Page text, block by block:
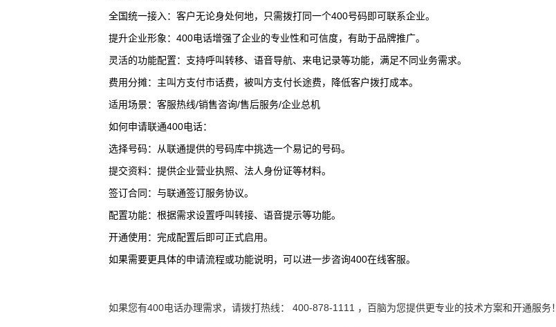
‌全国统一接入‌：客户无论身处何地，只需拨打同一个400号码即可联系企业。
‌提升企业形象‌：400电话增强了企业的专业性和可信度，有助于品牌推广。
‌灵活的功能配置‌：支持呼叫转移、语音导航、来电记录等功能，满足不同业务需求。
‌费用分摊‌：主叫方支付市话费，被叫方支付长途费，降低客户拨打成本。
适用场景： 客服热线/销售咨询/售后服务/企业总机
如何申请联通400电话：
‌选择号码‌：从联通提供的号码库中挑选一个易记的号码。
‌提交资料‌：提供企业营业执照、法人身份证等材料。
‌签订合同‌：与联通签订服务协议。
‌配置功能‌：根据需求设置呼叫转接、语音提示等功能。
‌开通使用‌：完成配置后即可正式启用。
如果需要更具体的申请流程或功能说明，可以进一步咨询400在线客服。
如果您有400电话办理需求，请拨打热线： 400-878-1111 ，百脑为您提供更专业的技术方案和开通服务！